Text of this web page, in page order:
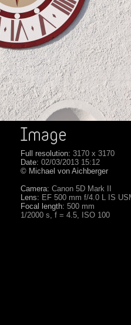
Full resolution: 3170 x 3170
Date: 02/03/2013 15:12
© Michael von Aichberger
Camera: Canon 5D Mark II
Lens: EF 500 mm f/4.0 L IS
Focal length: 500 mm
1/2000 s, f = 4.5, ISO 100